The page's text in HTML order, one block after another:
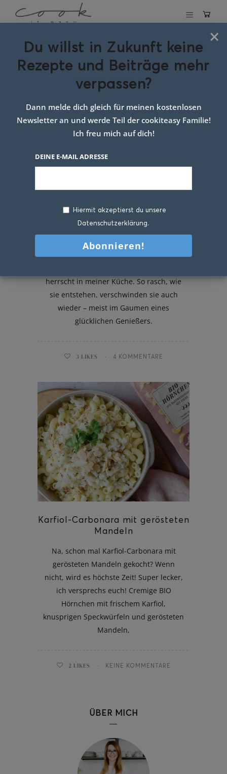
Eis am Stil
Schlagwort:
hörnchen
Mini Zimt Nusskipferl
herrscht in meiner Küche. So rasch, wie
sie entstehen, verschwinden sie auch
wieder – meist im Gaumen eines
glücklichen Genießers.
3 LIKES 4 KOMMENTARE
Karfiol-Carbonara mit gerösteten
Mandeln
Na, schon mal Karfiol-Carbonara mit
gerösteten Mandeln gekocht? Wenn
nicht, wird es höchste Zeit! Super lecker,
ich versprechs euch! Cremige BIO
Hörnchen mit frischem Karfiol,
knusprigen Speckwürfeln und gerösteten
Mandeln,
2 LIKES KEINE KOMMENTARE
ÜBER MICH
×
Du willst in Zukunft keine
Rezepte und Beiträge mehr
verpassen?
Dann melde dich gleich für meinen kostenlosen
Newsletter an und werde Teil der cookiteasy Familie!
Ich freu mich auf dich!
DEINE E-MAIL ADRESSE
Hiermit akzeptierst du unsere
Datenschutzerklärung.